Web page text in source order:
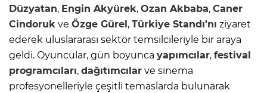
Düzyatan, Engin Akyürek, Ozan Akbaba, Caner
Cindoruk ve Özge Gürel, Türkiye Standı’nı ziyaret
ederek uluslararası sektör temsilcileriyle bir araya
geldi. Oyuncular, gün boyunca yapımcılar, festival
programcıları, dağıtımcılar ve sinema
profesyonelleriyle çeşitli temaslarda bulunarak